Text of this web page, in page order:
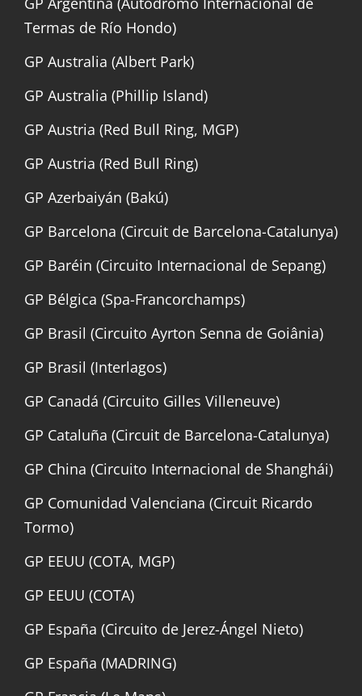
Termas de Río Hondo)
GP Australia (Albert Park)
GP Australia (Phillip Island)
GP Austria (Red Bull Ring, MGP)
GP Austria (Red Bull Ring)
GP Azerbaiyán (Bakú)
GP Barcelona (Circuit de Barcelona-Catalunya)
GP Baréin (Circuito Internacional de Sepang)
GP Bélgica (Spa-Francorchamps)
GP Brasil (Circuito Ayrton Senna de Goiânia)
GP Brasil (Interlagos)
GP Canadá (Circuito Gilles Villeneuve)
GP Cataluña (Circuit de Barcelona-Catalunya)
GP China (Circuito Internacional de Shanghái)
GP Comunidad Valenciana (Circuit Ricardo
Tormo)
GP EEUU (COTA, MGP)
GP EEUU (COTA)
GP España (Circuito de Jerez-Ángel Nieto)
GP España (MADRING)